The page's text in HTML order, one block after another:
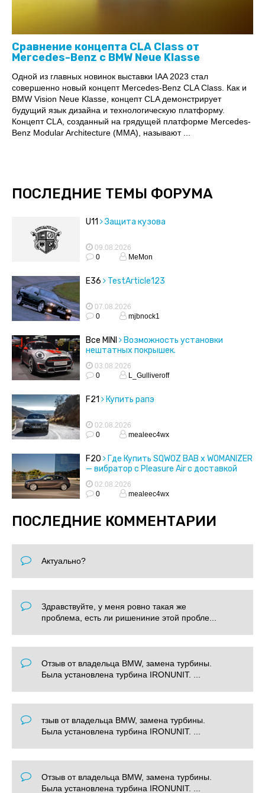
Сравнение концепта CLA Class от
Mercedes-Benz с BMW Neue Klasse
Одной из главных новинок выставки IAA 2023 стал
совершенно новый концепт Mercedes-Benz CLA Class. Как и
BMW Vision Neue Klasse, концепт CLA демонстрирует
будущий язык дизайна и технологическую платформу.
Концепт CLA, созданный на грядущей платформе Mercedes-
Benz Modular Architecture (MMA), называют ...
ПОСЛЕДНИЕ ТЕМЫ ФОРУМА
U11 Защита кузова
09.08.2026
0
MeMon
E36 TestArticle123
07.08.2026
0
mjbnock1
Все MINI
Возможность установки
нештатных покрышек.
03.08.2026
0
L_Gulliveroff
F21 Купить рапэ
02.08.2026
0
mealeec4wx
F20
Где Купить SQWOZ BAB x WOMANIZER
— вибратор с Pleasure Air с доставкой
02.08.2026
0
mealeec4wx
ПОСЛЕДНИЕ КОММЕНТАРИИ
Актуально?
Здравствуйте, у меня ровно такая же
проблема, есть ли ришениние этой пробле...
Отзыв от владельца BMW, замена турбины.
Была установлена турбина IRONUNIT. ...
тзыв от владельца BMW, замена турбины.
Была установлена турбина IRONUNIT. ...
Отзыв от владельца BMW, замена турбины.
Была установлена турбина IRONUNIT. ...